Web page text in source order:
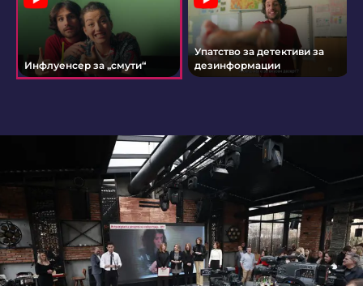
Инфлуенсер за „смути“
Упатство за детективи за
дезинформации